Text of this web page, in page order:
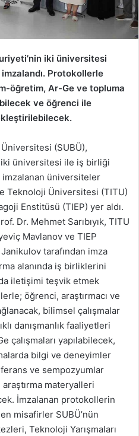
iki üniversitesi
Protokollerle
öğretim, Ar-Ge ve topluma
ve öğrenci ile
(SUBÜ),
üniversitesi ile iş birliği
imzalanan üniversiteler
Teknoloji Üniversitesi (TITU)
Enstitüsü (TIEP) yer aldı.
Dr. Mehmet Sarıbıyık, TITU
Mavlanov ve TIEP
tarafından imza
alanında iş birliklerini
iletişimi teşvik etmek
öğrenci, araştırmacı ve
bilimsel çalışmalar
danışmanlık faaliyetleri
çalışmaları yapılabilecek,
bilgi ve deneyimler
ve sempozyumlar
materyalleri
İmzalanan protokollerin
misafirler SUBÜ’nün
Teknoloji Yarışmaları